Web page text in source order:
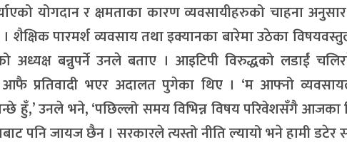
योगदान र क्षमताका कारण व्यवसायीहरुको चाहना
शैक्षिक पारमर्श व्यवसाय तथा इक्यानका बारेमा उठेका
अध्यक्ष बन्नुपर्ने उनले बताए । आइटिपी विरुद्धको लडाईं
प्रतिवादी भएर अदालत पुगेका थिए । ‘म आफ्नो
हुँ,’ उनले भने, ‘पछिल्लो समय विभिन्न विषय परिवेशसँगै
पनि जायज छैन । सरकारले त्यस्तो नीति ल्यायो भने हामी डटेर